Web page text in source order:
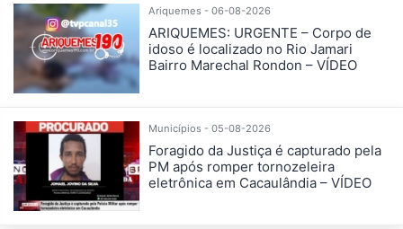
Ariquemes - 06-08-2026
ARIQUEMES: URGENTE – Corpo de
idoso é localizado no Rio Jamari
Bairro Marechal Rondon – VÍDEO
Municípios - 05-08-2026
Foragido da Justiça é capturado pela
PM após romper tornozeleira
eletrônica em Cacaulândia – VÍDEO